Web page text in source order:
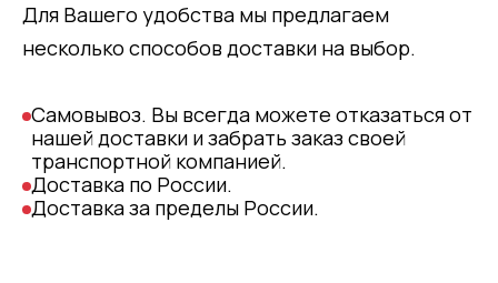
Для Вашего удобства мы предлагаем
несколько способов доставки на выбор.
Самовывоз. Вы всегда можете отказаться от
нашей доставки и забрать заказ своей
транспортной компанией.
Доставка по России.
Доставка за пределы России.